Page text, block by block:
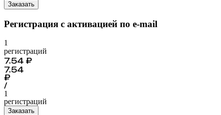
Заказать
Регистрация с активацией по e-mail
1
регистраций
7.54 ₽
7.54
₽
/
1
регистраций
Заказать